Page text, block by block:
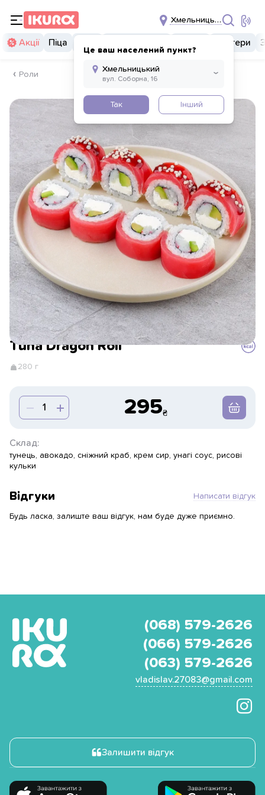
Хмельницький
Це ваш населений пункт?
Так Інший
Акції Піца Бургери
Роли
Tuna Dragon Roll
280 г
295
Склад:
тунець, авокадо, сніжний краб, крем сир, унагі соус, рисові
кульки
Відгуки Написати відгук
Будь ласка, залиште ваш відгук, нам буде дуже приємно.
(068) 579-2626
(066) 579-2626
(063) 579-2626
vladislav.27083@gmail.com
Залишити відгук